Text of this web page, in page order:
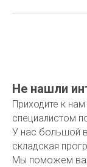
Не нашли
Приходите к
специалистом
У нас большой
складская
Мы поможем